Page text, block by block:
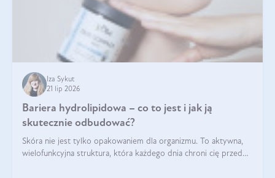
Iza Sykut
21 lip 2026
Bariera hydrolipidowa – co to jest i jak ją
skutecznie odbudować?
Skóra nie jest tylko opakowaniem dla organizmu. To aktywna,
wielofunkcyjna struktura, która każdego dnia chroni cię przed